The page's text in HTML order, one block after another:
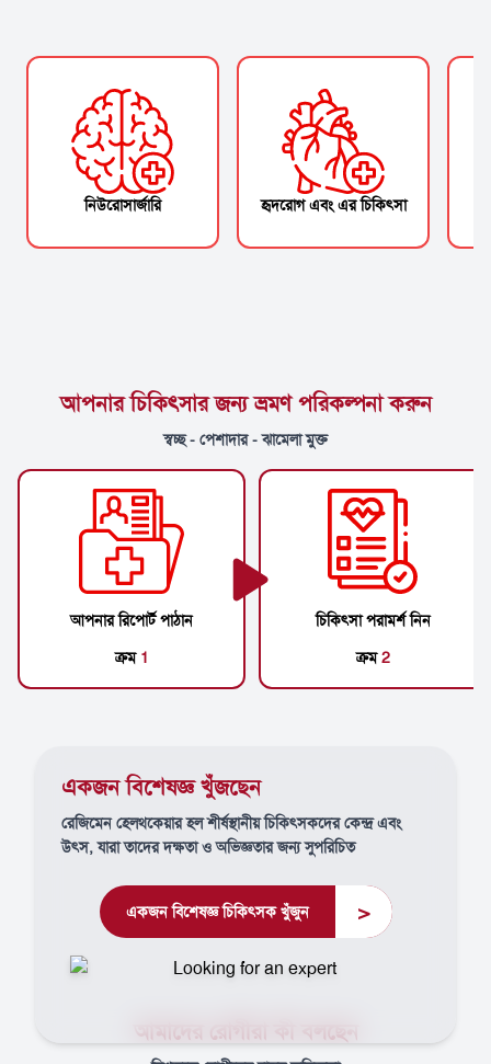
নিউরোসার্জারি হৃদরোগ এবং এর চিকিৎসা
আপনার চিকিৎসার জন্য ভ্রমণ পরিকল্পনা করুন
স্বচ্ছ - পেশাদার - ঝামেলা মুক্ত
আপনার রিপোর্ট পাঠান
ক্রম 1
চিকিৎসা পরামর্শ নিন
ক্রম2
একজন বিশেষজ্ঞ খুঁজছেন
রেজিমেন হেলথকেয়ার হল শীর্ষস্থানীয় চিকিৎসকদের কেন্দ্র এবং
উৎস, যারা তাদের দক্ষতা ও অভিজ্ঞতার জন্য সুপরিচিত
একজন বিশেষজ্ঞ চিকিৎসক খুঁজুন >
আমাদের রোগীরা কী বলছেন